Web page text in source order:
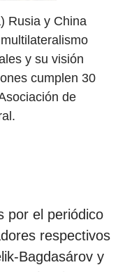
Rusia y China
y su visión
cumplen 30
de
por el periódico
respectivos
Bagdasárov y